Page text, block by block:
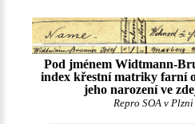
Pod jménem Widtmann-
index křestní matriky farní
jeho narození ve
Repro SOA v Plzni